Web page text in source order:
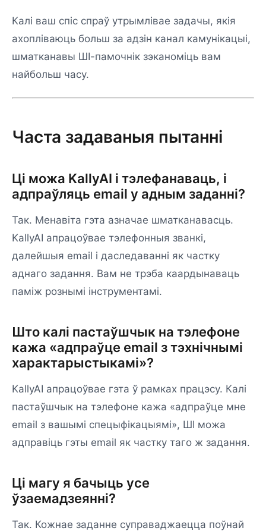
Калі ваш спіс спраў утрымлівае задачы, якія
ахопліваюць больш за адзін канал камунікацыі,
шматканавы ШІ-памочнік зэканоміць вам
найбольш часу.
Часта задаваныя пытанні
Ці можа KallyAI і тэлефанаваць, і
адпраўляць email у адным заданні?
Так. Менавіта гэта азначае шматканавасць.
KallyAI апрацоўвае тэлефонныя званкі,
далейшыя email і даследаванні як частку
аднаго задання. Вам не трэба каардынаваць
паміж рознымі інструментамі.
Што калі пастаўшчык на тэлефоне
кажа «адпраўце email з тэхнічнымі
характарыстыкамі»?
KallyAI апрацоўвае гэта ў рамках працэсу. Калі
пастаўшчык на тэлефоне кажа «адпраўце мне
email з вашымі спецыфікацыямі», ШІ можа
адправіць гэты email як частку таго ж задання.
Ці магу я бачыць усе
ўзаемадзеянні?
Так. Кожнае заданне суправаджаецца поўнай